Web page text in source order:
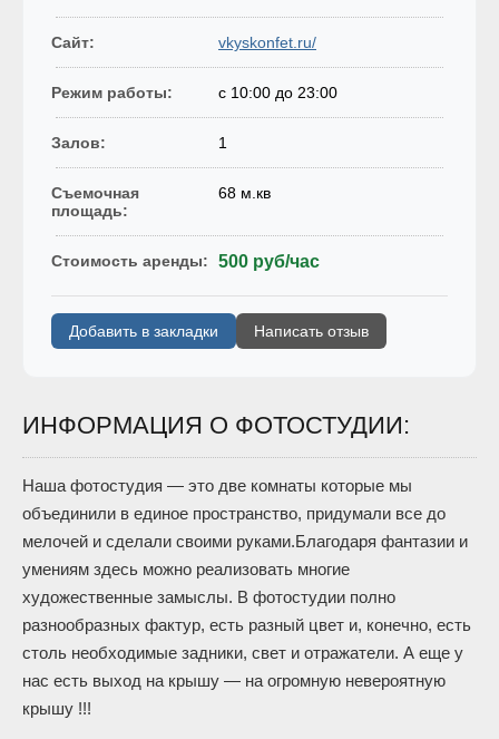
Сайт: vkyskonfet.ru/
Режим работы: c 10:00 до 23:00
Залов: 1
Съемочная
площадь:
68 м.кв
Стоимость аренды: 500 руб/час
Добавить в закладки Написать отзыв
ИНФОРМАЦИЯ О ФОТОСТУДИИ:
Наша фотостудия — это две комнаты которые мы
объединили в единое пространство, придумали все до
мелочей и сделали своими руками.Благодаря фантазии и
умениям здесь можно реализовать многие
художественные замыслы. В фотостудии полно
разнообразных фактур, есть разный цвет и, конечно, есть
столь необходимые задники, свет и отражатели. А еще у
нас есть выход на крышу — на огромную невероятную
крышу !!!